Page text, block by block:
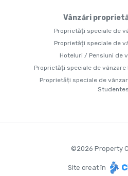
Vânzări
Proprietăți speciale de
Proprietăți speciale de
Hoteluri / Pensiuni de
Proprietăți speciale de vânzare
Proprietăți speciale de
©2026 Property
Site creat în